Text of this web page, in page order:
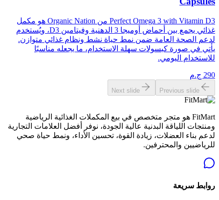
Perfect Omega 3 with Vitamin D3 من Organic Nation هو مكمل
غذائي يجمع بين أحماض أوميجا 3 الدهنية وفيتامين D3، ويُستخدم
لدعم الصحة العامة ضمن نمط حياة نشط ونظام غذائي متوازن.
يأتي في صورة كبسولات سهلة الاستخدام، ما يجعله مناسبًا
للاستخدام اليومي.
290 ج.م
Previous slide
Next slide
FitMart هو متجر متخصص في بيع المكملات الغذائية الرياضية
ومنتجات اللياقة البدنية عالية الجودة، نوفر أفضل العلامات التجارية
لدعم بناء العضلات، زيادة القوة، تحسين الأداء، ونمط حياة صحي
للرياضيين والمحترفين.
روابط سريعة